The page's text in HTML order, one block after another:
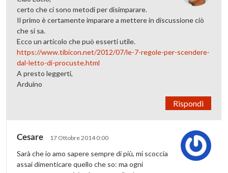
certo che ci sono metodi per disimparare.
Il primo è certamente imparare a mettere in discussione ciò
che si sa.
Ecco un articolo che può esserti utile.
https://www.tibicon.net/2012/07/le-7-regole-per-scendere-
dal-letto-di-procuste.html
A presto leggerti,
Arduino
Rispondi
Cesare 17 Ottobre 2014 0:00
Sarà che io amo sapere sempre di più, mi scoccia
assai dimenticare quello che so: ma ogni